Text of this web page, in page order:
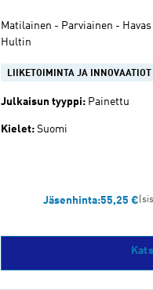
Matilainen - Parviainen -
Hultin
LIIKETOIMINTA JA INNOVAATIOT
Julkaisun tyyppi: Painettu
Kielet: Suomi
Jäsenhinta:55,25 €